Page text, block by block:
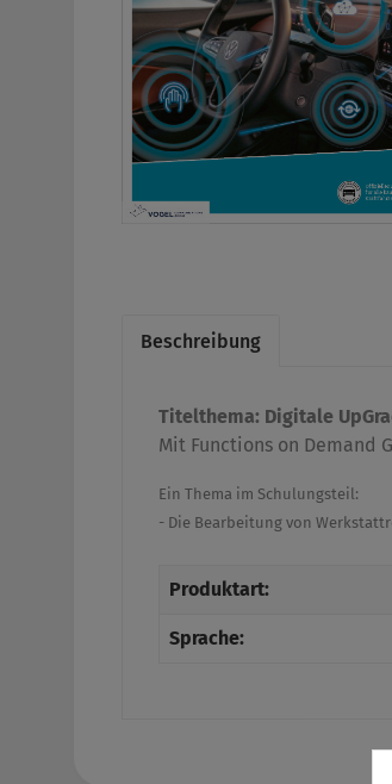
Beschreibung
Titelthema: Digitale
Mit Functions on Demand
Ein Thema im Schulungsteil:
- Die Bearbeitung von
Produktart:
Sprache: